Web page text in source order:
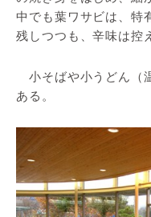
中でも葉ワサビは、特
残しつつも、辛味は控
小そばや小うどん（
ある。